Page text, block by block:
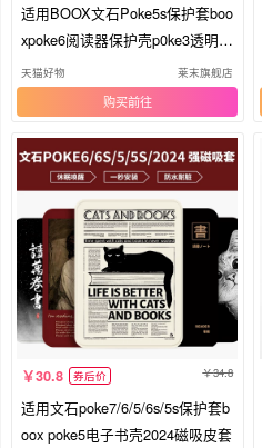
适用BOOX文石Poke5s保护套boo
xpoke6阅读器保护壳p0ke3透明2
电子书全包7pro寸气囊防摔b00x
平板4lite硅胶外壳
天猫好物 莱末旗舰店
购买
30.8 券后价 34.8
适用文石poke7/6/5/6s/5s保护套b
oox poke5电子书壳2024磁吸皮套